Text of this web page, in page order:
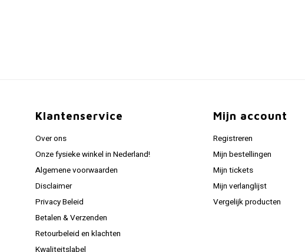
Klantenservice
Over ons
Onze fysieke winkel in Nederland!
Algemene voorwaarden
Disclaimer
Privacy Beleid
Betalen & Verzenden
Retourbeleid en klachten
Kwaliteitslabel
Mijn account
Registreren
Mijn bestellingen
Mijn tickets
Mijn verlanglijst
Vergelijk producten